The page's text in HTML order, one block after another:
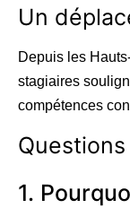
Un
Depuis les
stagiaires
compétences
1.